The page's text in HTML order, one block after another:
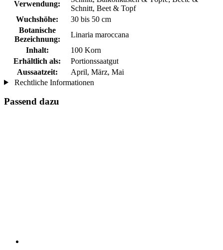
Verwendung:
Schnitt, Beet & Topf
Wuchshöhe:
30 bis 50 cm
Botanische
Bezeichnung:
Linaria maroccana
Inhalt:
100 Korn
Erhältlich als:
Portionssaatgut
Aussaatzeit:
April, März, Mai
Rechtliche Informationen
Passend dazu